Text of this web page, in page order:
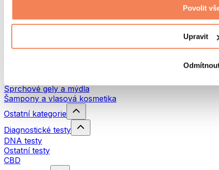
Povolit
Upravit
Red Light Therapy
Vodní filtry a konvice
Sprchové gely a mýdla
Šampony a vlasová kosmetika
Ostatní kategorie
Diagnostické testy
DNA testy
Ostatní testy
CBD